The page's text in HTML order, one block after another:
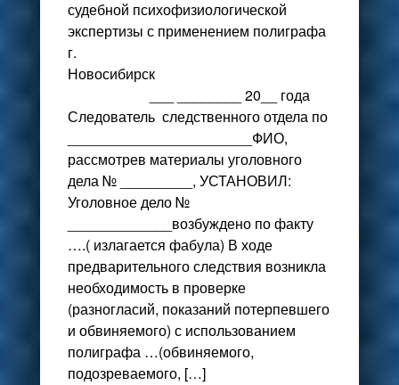
судебной психофизиологической
экспертизы с применением полиграфа
г.
Новосибирск
___ ________ 20__ года
Следователь следственного отдела по
_______________________ФИО,
рассмотрев материалы уголовного
дела № _________, УСТАНОВИЛ:
Уголовное дело №
_____________возбуждено по факту
….( излагается фабула) В ходе
предварительного следствия возникла
необходимость в проверке
(разногласий, показаний потерпевшего
и обвиняемого) с использованием
полиграфа …(обвиняемого,
подозреваемого, […]